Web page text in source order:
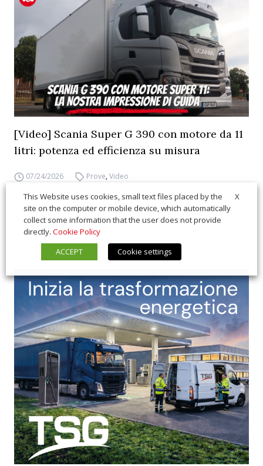
[Video] Scania Super G 390 con motore da 11
litri: potenza ed efficienza su misura
07/24/2026 Prove,Video
X
This Website uses cookies, small text files placed by the
site on the computer or mobile device, which automatically
collect some information that the user does not provide
directly. Cookie Policy
ACCEPT
Cookie settings